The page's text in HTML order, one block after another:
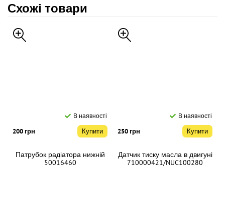
Схожі товари
В наявності
200 грн Купити
Патрубок радіатора нижній
50016460
В наявності
250 грн Купити
Датчик тиску масла в двигуні
710000421/NUC100280